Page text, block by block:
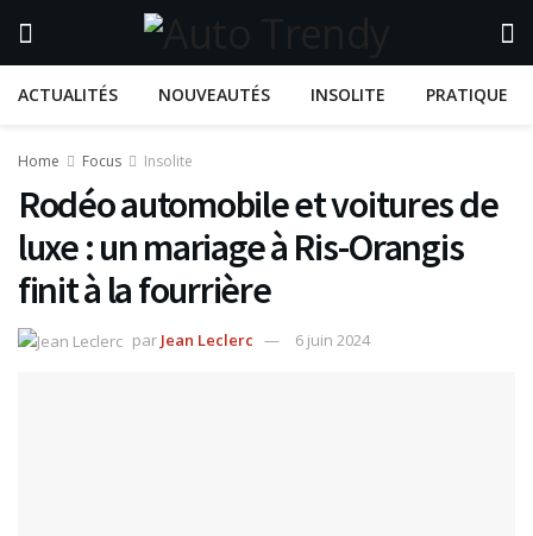
ACTUALITÉS NOUVEAUTÉS INSOLITE PRATIQUE
Home Focus Insolite
Rodéo automobile et voitures de
luxe : un mariage à Ris-Orangis
finit à la fourrière
par Jean Leclerc 6 juin 2024